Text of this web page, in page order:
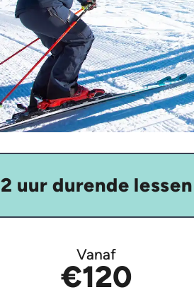
2 uur durende lessen
Vanaf
€120